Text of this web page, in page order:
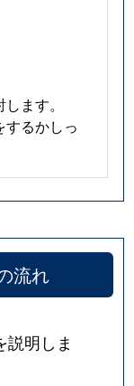
ます。
するかしっ
流れ
明しま